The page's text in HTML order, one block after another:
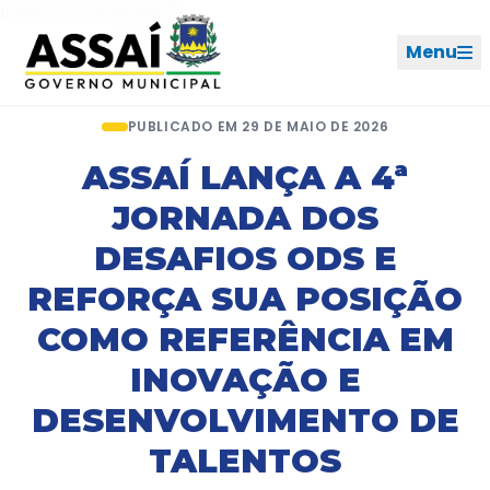
Ir para o conteúdo [1]
Menu
PERFIL DE NAVEGAÇÃO
Geral
Início
Cidade
Governo
Início Notícias Artigo
PUBLICADO EM 29 DE MAIO DE 2026
ASSAÍ LANÇA A 4ª
JORNADA DOS
DESAFIOS ODS E
REFORÇA SUA POSIÇÃO
COMO REFERÊNCIA EM
INOVAÇÃO E
DESENVOLVIMENTO DE
TALENTOS